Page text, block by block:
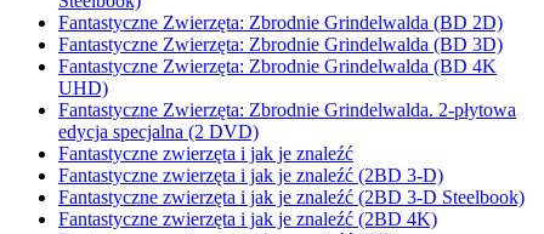
Fantastyczne Zwierzęta: Zbrodnie Grindelwalda (BD 2D)
Fantastyczne Zwierzęta: Zbrodnie Grindelwalda (BD 3D)
Fantastyczne Zwierzęta: Zbrodnie Grindelwalda (BD 4K
UHD)
Fantastyczne Zwierzęta: Zbrodnie Grindelwalda. 2-płytowa
edycja specjalna (2 DVD)
Fantastyczne zwierzęta i jak je znaleźć
Fantastyczne zwierzęta i jak je znaleźć (2BD 3-D)
Fantastyczne zwierzęta i jak je znaleźć (2BD 3-D Steelbook)
Fantastyczne zwierzęta i jak je znaleźć (2BD 4K)